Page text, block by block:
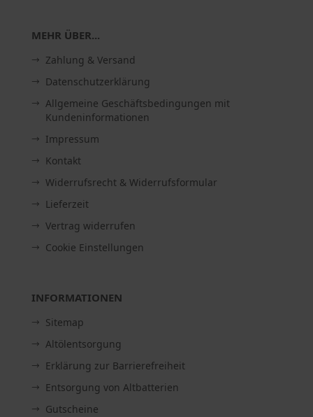
MEHR ÜBER...
Zahlung & Versand
Datenschutzerklärung
Allgemeine Geschäftsbedingungen mit
Kundeninformationen
Impressum
Kontakt
Widerrufsrecht & Widerrufsformular
Lieferzeit
Vertrag widerrufen
Cookie Einstellungen
INFORMATIONEN
Sitemap
Altölentsorgung
Erklärung zur Barrierefreiheit
Entsorgung von Altbatterien
Gutscheine